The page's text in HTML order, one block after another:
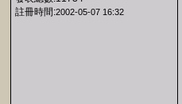
註冊時間:2002-05-07 16:32